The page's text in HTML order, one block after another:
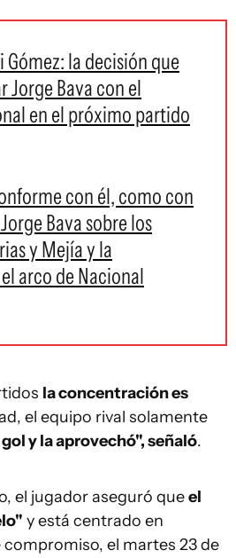
Gómez: la decisión que
Jorge Bava con el
en el próximo partido
con él, como con
Bava sobre los
y Mejía y la
arco de Nacional
la concentración es
el equipo rival solamente
y la aprovechó", señaló.
el jugador aseguró queel
y está centrado en
el martes 23 de